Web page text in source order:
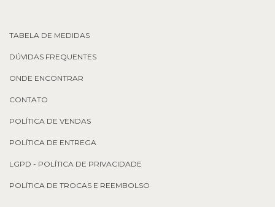
TABELA DE MEDIDAS
DÚVIDAS FREQUENTES
ONDE ENCONTRAR
CONTATO
POLÍTICA DE VENDAS
POLÍTICA DE ENTREGA
LGPD - POLÍTICA DE PRIVACIDADE
POLÍTICA DE TROCAS E REEMBOLSO